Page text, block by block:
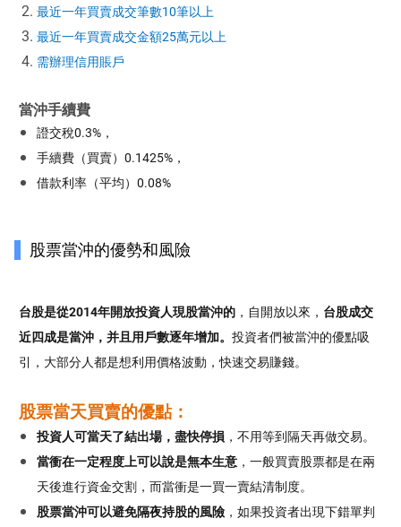
最近一年買賣成交筆數10筆以上
最近一年買賣成交金額25萬元以上
需辦理信用賬戶
當沖手續費
證交稅0.3%，
手續費（買賣）0.1425%，
借款利率（平均）0.08%
股票當沖的優勢和風險
台股是從2014年開放投資人現股當沖的 ，自開放以來， 台股成交
近四成是當沖，并且用戶數逐年增加。 投資者們被當沖的優點吸
引，大部分人都是想利用價格波動，快速交易賺錢。
股票當天買賣的優點：
投資人可當天了結出場，盡快停損 ，不用等到隔天再做交易。
當衝在一定程度上可以說是無本生意 ，一般買賣股票都是在兩
天後進行資金交割，而當衝是一買一賣結清制度。
股票當沖可以避免隔夜持股的風險 ，如果投資者出現下錯單判